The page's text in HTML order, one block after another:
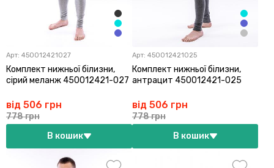
Арт: 450012421027
Комплект нижньої білизни,
сірий меланж 450012421-027
від 506 грн
778 грн
В кошик
Арт: 450012421025
Комплект нижньої білизни,
антрацит 450012421-025
від 506 грн
778 грн
В кошик